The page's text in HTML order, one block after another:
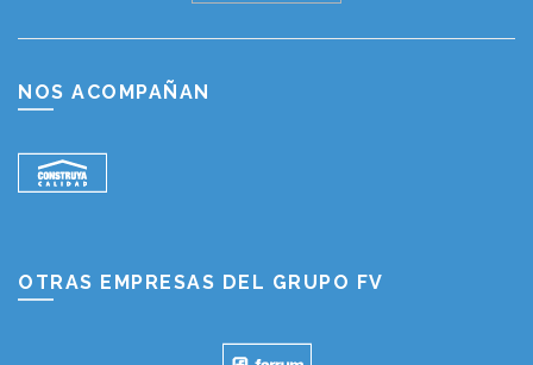
NOS ACOMPAÑAN
OTRAS EMPRESAS DEL GRUPO FV